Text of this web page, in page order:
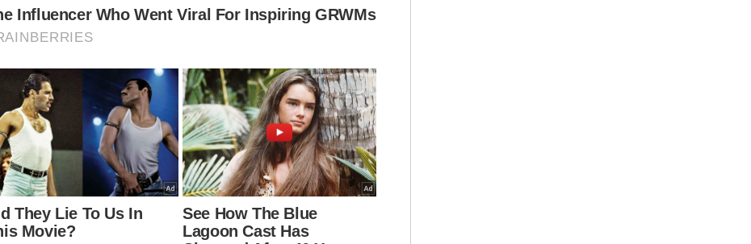
“Apabila syarikat menawarkan peluang pekerjaan
yang baik dengan gaji kompetitif, sudah tentu ia